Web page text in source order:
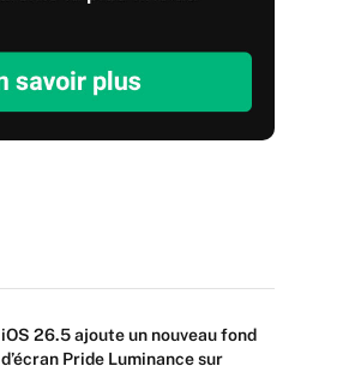
iOS 26.5 ajoute un nouveau fond
d’écran Pride Luminance sur